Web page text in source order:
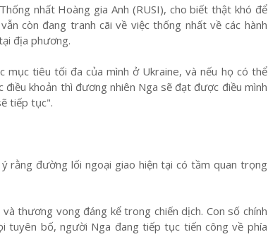
nhất Hoàng gia Anh (RUSI), cho biết thật khó để
còn đang tranh cãi về việc thống nhất về các hành
địa phương.
tiêu tối đa của mình ở Ukraine, và nếu họ có thể
khoản thì đương nhiên Nga sẽ đạt được điều mình
tiếp tục".
rằng đường lối ngoại giao hiện tại có tầm quan trọng
thương vong đáng kể trong chiến dịch. Con số chính
tuyên bố, người Nga đang tiếp tục tiến công về phía